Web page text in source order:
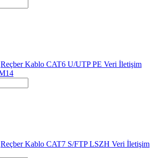
Reçber Kablo CAT6 U/UTP PE Veri İletişim
Reçber Kablo CAT7 S/FTP LSZH Veri İletişim